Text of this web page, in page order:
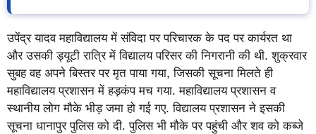
उपेंद्र यादव महाविद्यालय में संविदा पर परिचारक के पद पर कार्यरत था
और उसकी ड्यूटी रात्रि में विद्यालय परिसर की निगरानी की थी. शुक्रवार
सुबह वह अपने बिस्तर पर मृत पाया गया, जिसकी सूचना मिलते ही
महाविद्यालय प्रशासन में हड़कंप मच गया. महाविद्यालय प्रशासन व
स्थानीय लोग मौके भीड़ जमा हो गई गए. विद्यालय प्रशासन ने इसकी
सूचना धानापुर पुलिस को दी. पुलिस भी मौके पर पहुंची और शव को कब्जे